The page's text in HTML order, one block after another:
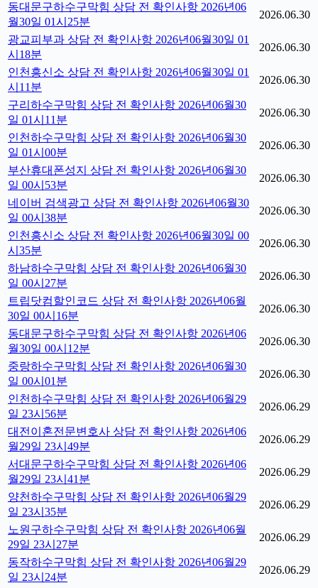
동대문구하수구막힘 상담 전 확인사항 2026년06
월30일 01시25분
2026.06.30
광교피부과 상담 전 확인사항 2026년06월30일 01
시18분
2026.06.30
인천흥신소 상담 전 확인사항 2026년06월30일 01
시11분
2026.06.30
구리하수구막힘 상담 전 확인사항 2026년06월30
일 01시11분
2026.06.30
인천하수구막힘 상담 전 확인사항 2026년06월30
일 01시00분
2026.06.30
부산휴대폰성지 상담 전 확인사항 2026년06월30
일 00시53분
2026.06.30
네이버 검색광고 상담 전 확인사항 2026년06월30
일 00시38분
2026.06.30
인천흥신소 상담 전 확인사항 2026년06월30일 00
시35분
2026.06.30
하남하수구막힘 상담 전 확인사항 2026년06월30
일 00시27분
2026.06.30
트립닷컴할인코드 상담 전 확인사항 2026년06월
30일 00시16분
2026.06.30
동대문구하수구막힘 상담 전 확인사항 2026년06
월30일 00시12분
2026.06.30
중랑하수구막힘 상담 전 확인사항 2026년06월30
일 00시01분
2026.06.30
인천하수구막힘 상담 전 확인사항 2026년06월29
일 23시56분
2026.06.29
대전이혼전문변호사 상담 전 확인사항 2026년06
월29일 23시49분
2026.06.29
서대문구하수구막힘 상담 전 확인사항 2026년06
월29일 23시41분
2026.06.29
양천하수구막힘 상담 전 확인사항 2026년06월29
일 23시35분
2026.06.29
노원구하수구막힘 상담 전 확인사항 2026년06월
29일 23시27분
2026.06.29
동작하수구막힘 상담 전 확인사항 2026년06월29
일 23시24분
2026.06.29